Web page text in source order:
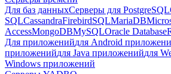
Для баз данныхСерверы для PostgreSQL
SQLCassandraFirebirdSQLMariaDB
AccessMongoDBMySQLOracle Database
Для приложенийдля Android
приложенийдля Java приложенийдля
Windows приложений